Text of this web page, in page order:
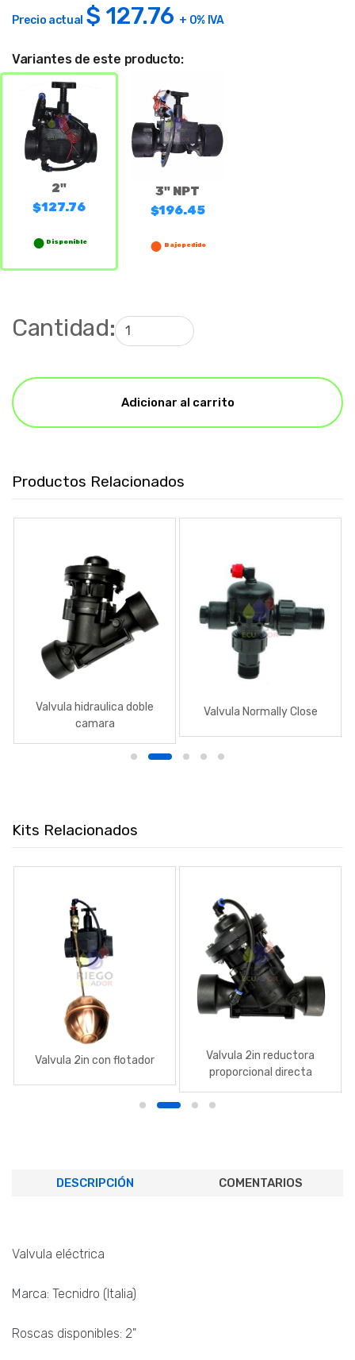
Precio actual $ 127.76 + 0% IVA
Variantes de este producto:
2"
$127.76
Disponible
3" NPT
$196.45
Bajo pedido
Cantidad:
Adicionar al carrito
Productos Relacionados
Valvula hidraulica doble
camara
Valvula Normally Close
Kits Relacionados
Valvula 2in con flotador
Valvula 2in reductora
proporcional directa
DESCRIPCIÓN COMENTARIOS
Valvula eléctrica
Marca: Tecnidro (Italia)
Roscas disponibles: 2"